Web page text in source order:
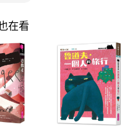
用者請事先徵得法定代理人或監護人
先享後付」時，將依據個別帳號
同之上限額度；若仍有額度不足之情
份認證。
註冊多個帳號或使用他人資訊註冊。
有限公司將有權停止該用戶之使用額
在看